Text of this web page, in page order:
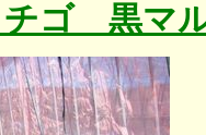
チゴ 黒マ